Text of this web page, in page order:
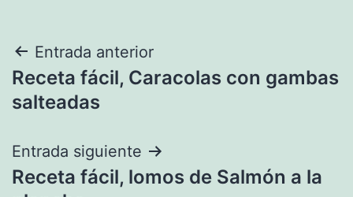
Navegación
de
Entrada anterior
Receta fácil, Caracolas con gambas
salteadas
Entrada siguiente
Receta fácil, lomos de Salmón a la